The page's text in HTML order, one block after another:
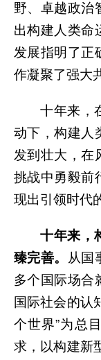
野、卓越政治
出构建人类命
发展指明了正
作凝聚了强大
十年来，
动下，构建人
发到壮大，在
挑战中勇毅前
现出引领时代
十年来，
臻完善。
从国
多个国际场合
国际社会的认
个世界”为总
求，以构建新